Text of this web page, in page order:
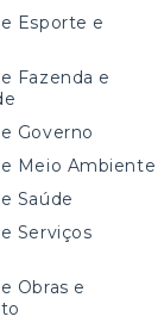
Esporte e
Fazenda e
Governo
Meio Ambiente
Saúde
Serviços
Obras e